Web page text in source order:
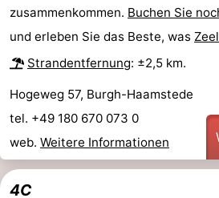
Schouwen-
Duiveland
-
Bruinisse
-
zusammenkommen. Buchen Sie
und erleben Sie das Beste, was
Strandentfernung: ±2,5 km.
Hogeweg 57, Burgh-Haamstede
tel. +49 180 670 073 0
web. Weitere Informationen
4C